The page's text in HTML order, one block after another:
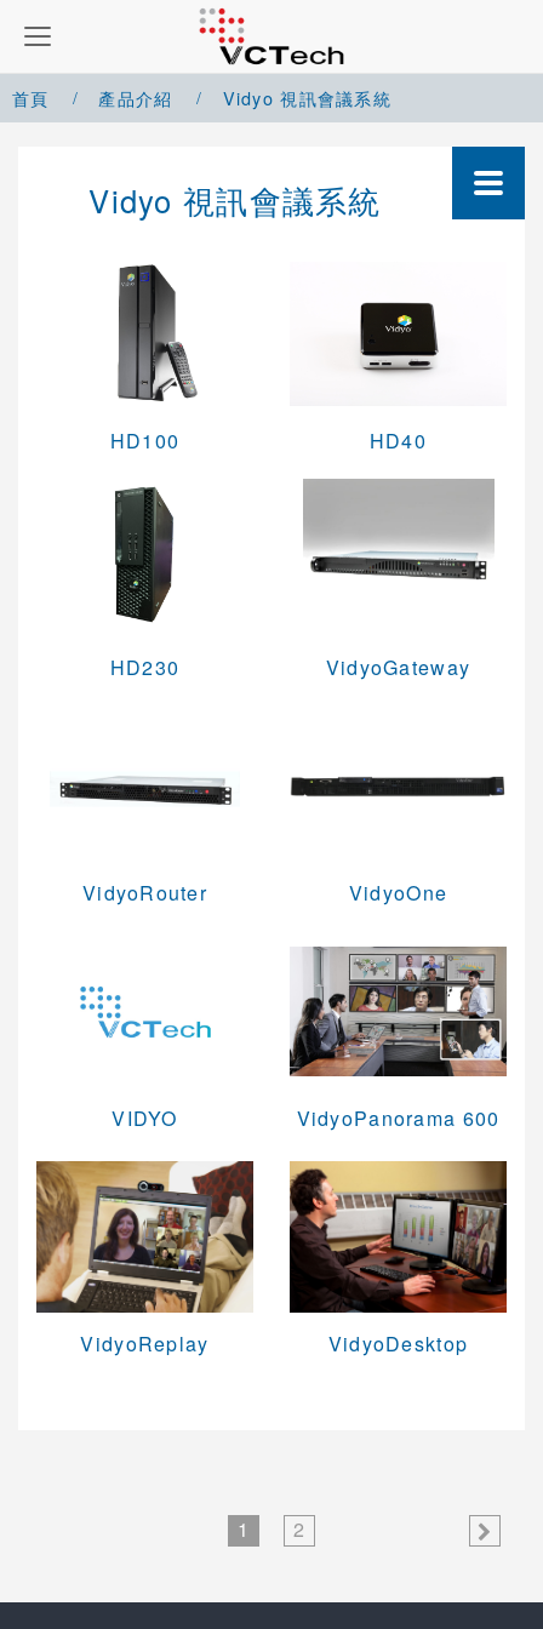
首頁 產品介紹 Vidyo 視訊會議系統
Microsoft Teams 解決方案
Cisco Webex 解決方案
Yealink 視訊會議系統
POLYCOM 視訊會議系統
VCPLUS雲端視訊會議服務
Logitech視訊會議系統
Konftel UC整合通訊
Vidyo 行動視訊系統
Vidyo 會議室視訊系統
Vidyo 網路架構系統
Vidyo 錄影及廣播設備
Vidyo 擬真視訊系統
Vidyo 視訊會議架構
Vidyo 促銷優惠
AVer 視訊會議系統
Vidyo 視訊會議系統
HD100 HD40
HD230 VidyoGateway
VidyoRouter VidyoOne
VIDYO VidyoPanorama 600
VidyoReplay VidyoDesktop
1 2